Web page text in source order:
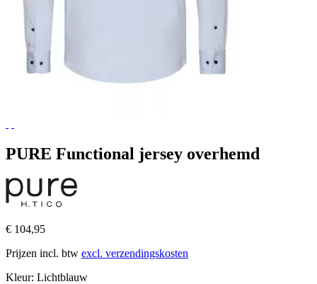
PURE Functional jersey overhemd
€ 104,95
Prijzen incl. btw excl. verzendingskosten
Kleur: Lichtblauw